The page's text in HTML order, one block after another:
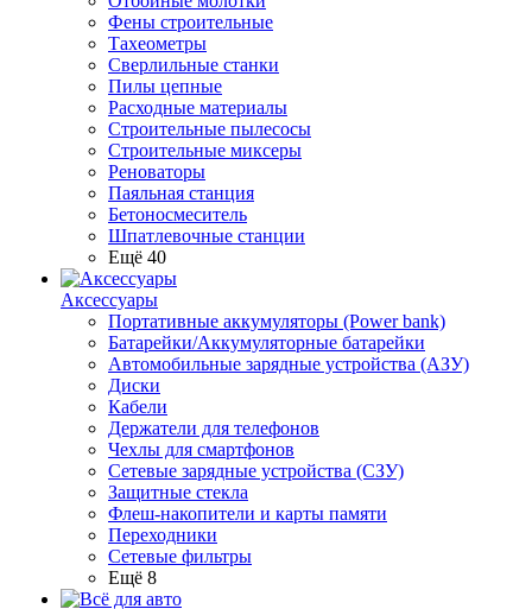
Фены строительные
Тахеометры
Сверлильные станки
Пилы цепные
Расходные материалы
Строительные пылесосы
Строительные миксеры
Реноваторы
Паяльная станция
Бетоносмеситель
Шпатлевочные станции
Ещё 40
Аксессуары
Портативные аккумуляторы (Power bank)
Батарейки/Аккумуляторные батарейки
Автомобильные зарядные устройства (АЗУ)
Диски
Кабели
Держатели для телефонов
Чехлы для смартфонов
Сетевые зарядные устройства (СЗУ)
Защитные стекла
Флеш-накопители и карты памяти
Переходники
Сетевые фильтры
Ещё 8